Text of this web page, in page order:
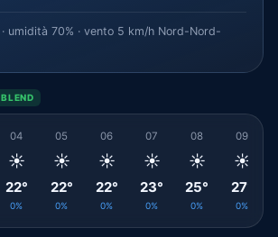
· umidità 70% · vento 5 km/h Nord-Nord-
BLEND
04
☀️
22°
0%
05
☀️
22°
0%
06
☀️
22°
0%
07
☀️
23°
0%
08
☀️
25°
0%
09
☀️
27°
0%